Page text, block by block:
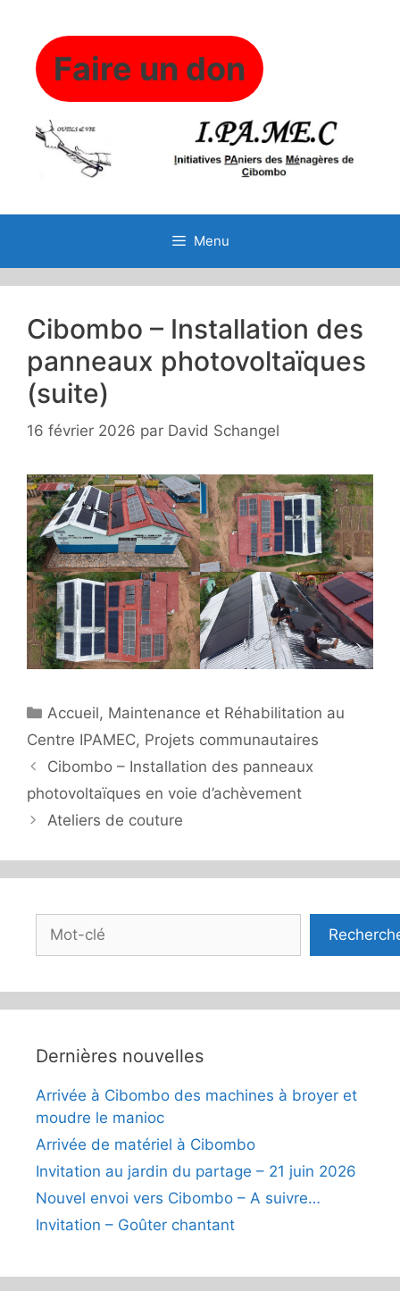
contenuFaire un don
Menu
Cibombo – Installation des
panneaux photovoltaïques
(suite)
16 février 2026 par David Schangel
Catégories
Accueil, Maintenance et Réhabilitation au
Centre IPAMEC, Projets communautaires
Cibombo – Installation des panneaux
photovoltaïques en voie d’achèvement
Ateliers de couture
Rechercher
Dernières nouvelles
Arrivée à Cibombo des machines à broyer et
moudre le manioc
Arrivée de matériel à Cibombo
Invitation au jardin du partage – 21 juin 2026
Nouvel envoi vers Cibombo – A suivre…
Invitation – Goûter chantant